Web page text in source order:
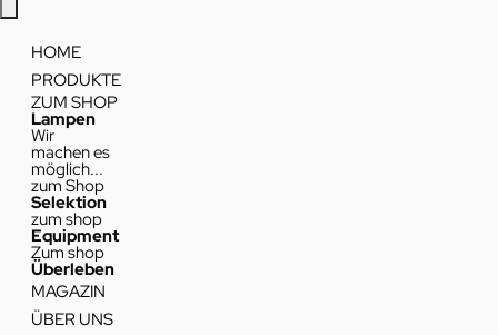
HOME
PRODUKTE
ZUM SHOP
Lampen
Wir
machen es
möglich...
zum Shop
Selektion
zum shop
Equipment
Zum shop
Überleben
MAGAZIN
ÜBER UNS